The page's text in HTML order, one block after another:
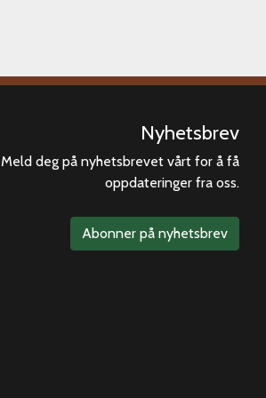
Nyhetsbrev
Meld deg på nyhetsbrevet vårt for å få
oppdateringer fra oss.
Abonner på nyhetsbrev